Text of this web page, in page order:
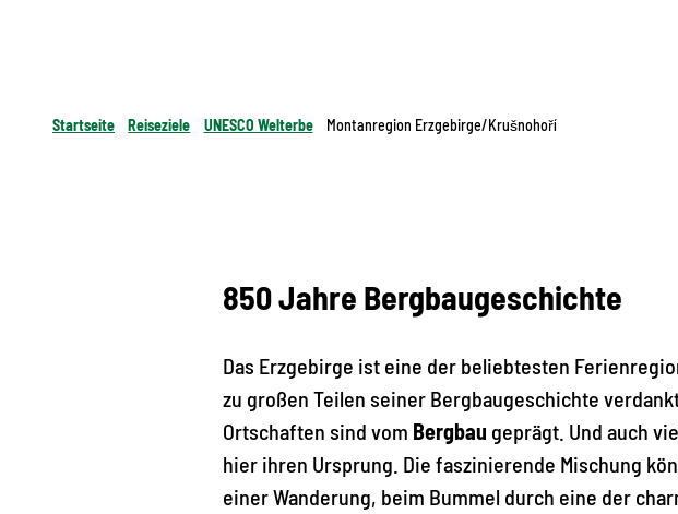
Startseite Reiseziele UNESCO Welterbe
Montanregion Erzgebirge/Krušnohoří
850 Jahre Bergbaugeschichte
Das Erzgebirge ist eine der beliebtesten
zu großen Teilen seiner Bergbaugeschichte
Ortschaften sind vom Bergbau geprägt. Und auch
hier ihren Ursprung. Die faszinierende Mischung
einer Wanderung, beim Bummel durch eine der